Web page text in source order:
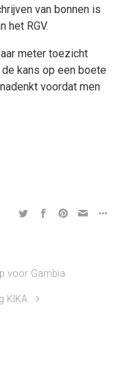
van bonnen is
het RGV.
meter toezicht
kans op een boete
voordat men
voor Gambia
KIKA